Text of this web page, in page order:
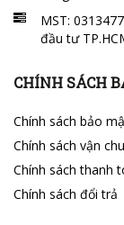
MST:
đầu tư
CHÍNH SÁCH
Chính sách bảo
Chính sách vận
Chính sách thanh
Chính sách đổi trả